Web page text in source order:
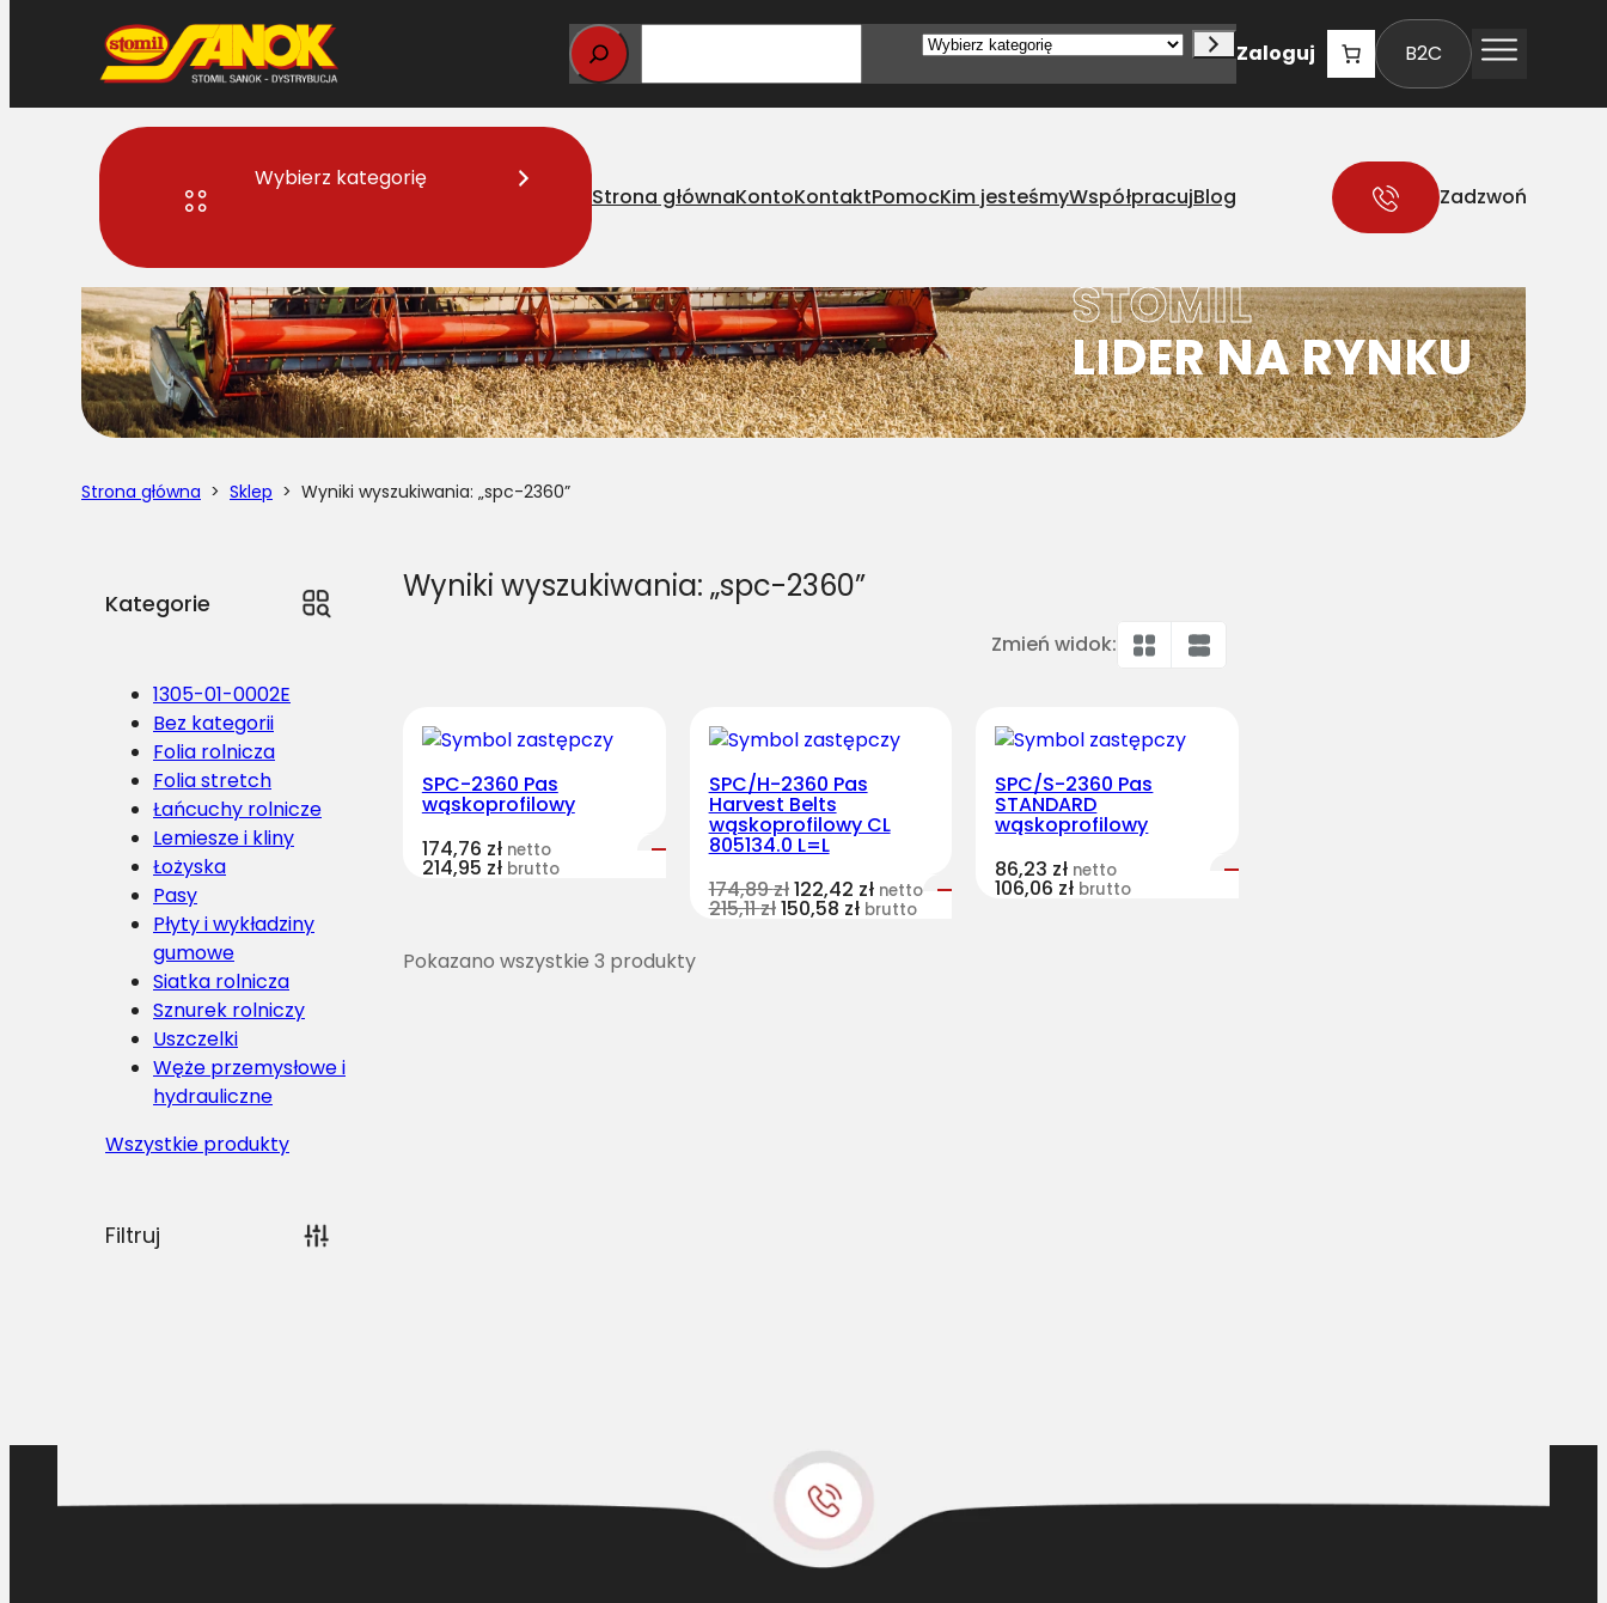
Wybierz
Zaloguj B2C
Wybierz kategorię
Strona głównaKontoKontaktPomocKim jesteśmyWspółpracujBlog Zadzwoń
STOMIL
LIDER NA RYNKU
Strona główna > Sklep > Wyniki wyszukiwania: „spc-2360”
Kategorie
1305-01-0002E
Bez kategorii
Folia rolnicza
Folia stretch
Łańcuchy rolnicze
Lemiesze i kliny
Łożyska
Pasy
Płyty i wykładziny
gumowe
Siatka rolnicza
Sznurek rolniczy
Uszczelki
Węże przemysłowe i
hydrauliczne
Wszystkie produkty
Filtruj
Wyniki wyszukiwania: „spc-2360”
Zmień widok:
SPC-2360 Pas
wąskoprofilowy
174,76 zł netto
214,95 zł brutto
SPC/H-2360 Pas
Harvest Belts
wąskoprofilowy CL
805134.0 L=L
174,89zł122,42 zł netto
215,11zł150,58 zł brutto
SPC/S-2360 Pas
STANDARD
wąskoprofilowy
86,23 zł netto
106,06 zł brutto
Pokazano wszystkie 3 produkty